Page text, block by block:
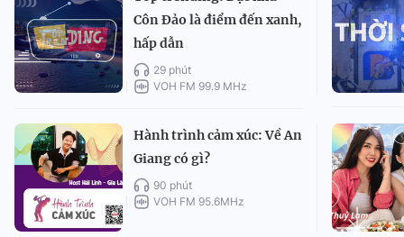
Côn Đảo là điểm đến xanh,
hấp dẫn
29 phút
VOH FM 99.9 MHz
Hành trình cảm xúc: Về An
Giang có gì?
90 phút
VOH FM 95.6MHz